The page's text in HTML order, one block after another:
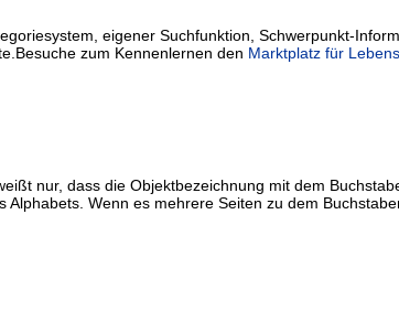
eigener Suchfunktion, Schwerpunkt-
zum Kennenlernen den Marktplatz für
nur, dass die Objektbezeichnung mit dem
Wenn es mehrere Seiten zu dem